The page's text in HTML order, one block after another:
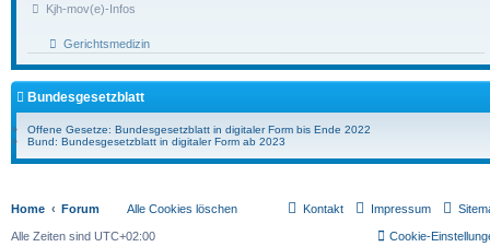
Kjh-mov(e)-Infos
Gerichtsmedizin
Bundesgesetzblatt
Offene Gesetze: Bundesgesetzblatt in digitaler Form bis Ende 2022
Bund: Bundesgesetzblatt in digitaler Form ab 2023
Home Forum Impressum
Kontakt
Alle Cookies löschen
Alle Zeiten sind UTC+02:00 Cookie-